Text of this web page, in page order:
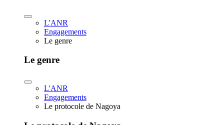
L'ANR
Engagements
Le genre
Le genre
L'ANR
Engagements
Le protocole de Nagoya